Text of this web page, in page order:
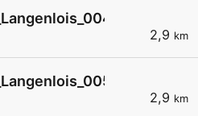
2,9 km
öffentlich
2,9 km
öffentlich